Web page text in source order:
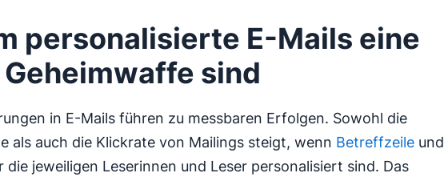
personalisierte E-Mails eine
sind
in E-Mails führen zu messbaren Erfolgen. Sowohl die
als auch die Klickrate von Mailings steigt, wenn Betreffzeile und
die jeweiligen Leserinnen und Leser personalisiert sind. Das